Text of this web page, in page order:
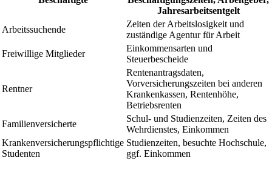
Jahresarbeitsentgelt
Arbeitssuchende
Zeiten der Arbeitslosigkeit und
zuständige Agentur für Arbeit
Freiwillige Mitglieder
Einkommensarten und
Steuerbescheide
Rentner
Rentenantragsdaten,
Vorversicherungszeiten bei anderen
Krankenkassen, Rentenhöhe,
Betriebsrenten
Familienversicherte
Schul- und Studienzeiten, Zeiten des
Wehrdienstes, Einkommen
Krankenversicherungspflichtige
Studenten
Studienzeiten, besuchte Hochschule,
ggf. Einkommen